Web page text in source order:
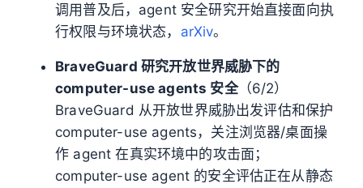
调用普及后，agent 安全研究开始直接面向执
行权限与环境状态， arXiv。
BraveGuard 研究开放世界威胁下的
computer-use agents 安全（6/2）
BraveGuard 从开放世界威胁出发评估和保护
computer-use agents，关注浏览器/桌面操
作 agent 在真实环境中的攻击面；
computer-use agent 的安全评估正在从静态